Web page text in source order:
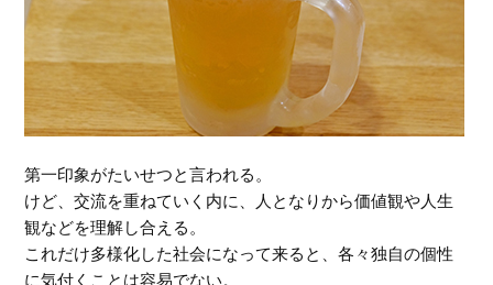
第一印象がたいせつと言われる。
けど、交流を重ねていく内に、人となりから価値観や人生
観などを理解し合える。
これだけ多様化した社会になって来ると、各々独自の個性
に気付くことは容易でない。